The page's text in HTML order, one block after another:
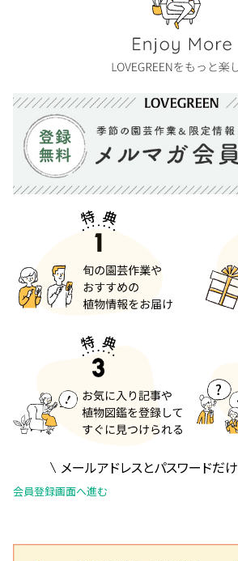
メールアドレスとパスワードだ
会員登録画面へ進む